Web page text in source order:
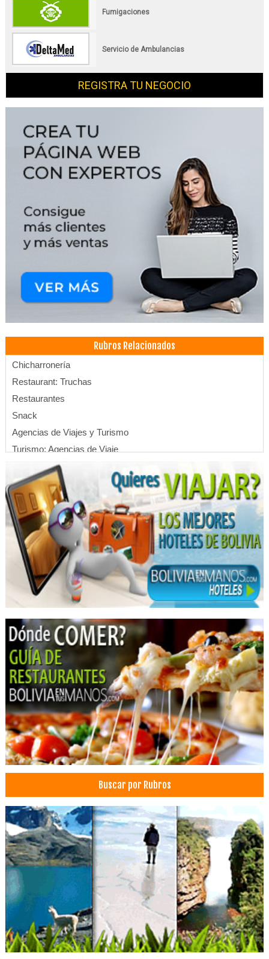
Fumigaciones
Servicio de Ambulancias
REGISTRA TU NEGOCIO
Rubros Relacionados
Chicharronería
Restaurant: Truchas
Restaurantes
Snack
Agencias de Viajes y Turismo
Turismo: Agencias de Viaje
Viajes, Agencias de
Turismo de Aventura
Turismo Ecológico
Dentistas
Clínica Dental
Clínicas Odontológicas
Estética Dental
Médicos Odontólogos Pediatras
Médicos Odontólogos
Odontología Estética
Odontopediatría
Odontología
Prótesis Dentales
Ortodoncia
Alimentos Naturales
Cereales
Frutas
Productos Naturales
Productos de amarantos
Mochilas por mayor y menor
Carteras por mayor y menor
Mochilas
Carteras
Aceites Aromáticos
Aceite Natural
Aceite de Coco
Aceite de Almendra
Buscar por Rubros